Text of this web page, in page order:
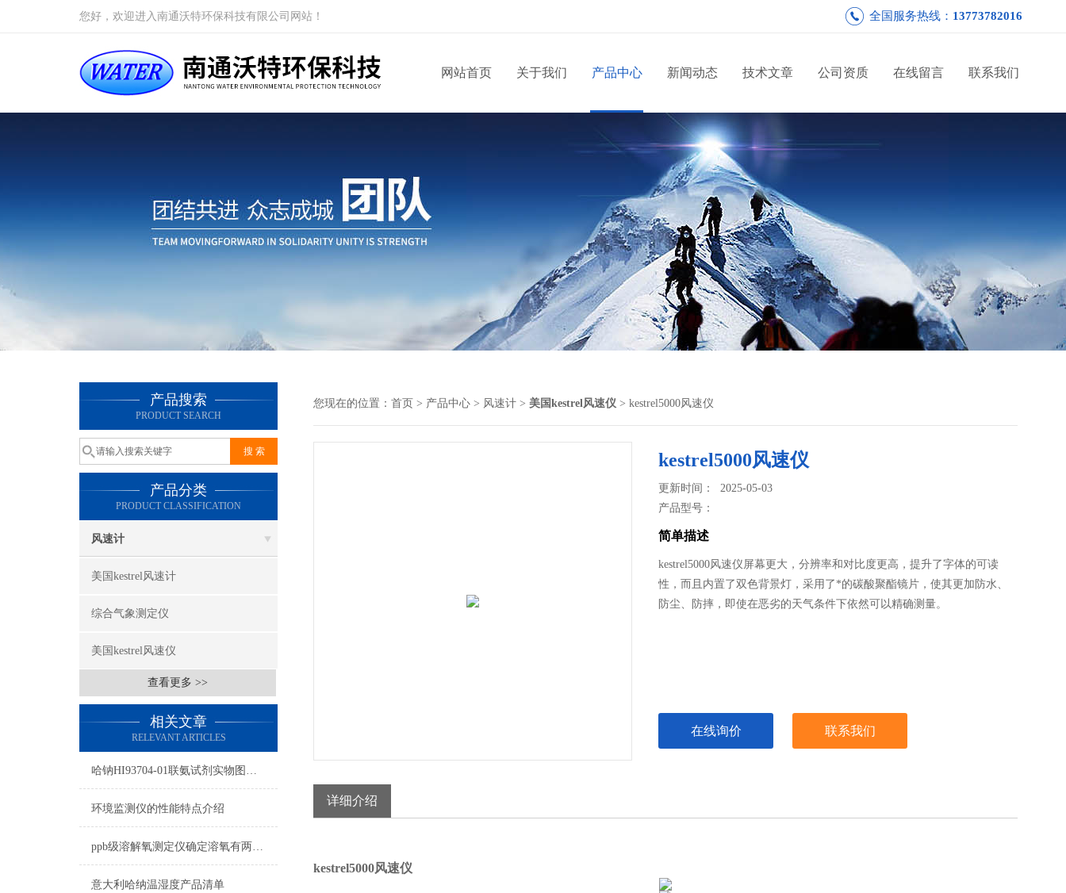
您好，欢迎进入南通沃特环保科技有限公司网站！ 全国服务热线： 13773782016
网站首页 关于我们 产品中心 新闻动态 技术文章 公司资质 在线留言 联系我们
产品搜索
PRODUCT SEARCH
产品分类
PRODUCT CLASSIFICATION
风速计
美国kestrel风速计
综合气象测定仪
美国kestrel风速仪
查看更多 >>
相关文章
RELEVANT ARTICLES
哈钠HI93704-01联氨试剂实物图及测量原理操作方法
环境监测仪的性能特点介绍
ppb级溶解氧测定仪确定溶氧有两种方式
意大利哈纳温湿度产品清单
您现在的位置： 首页 > 产品中心 > 风速计 > 美国kestrel风速仪 > kestrel5000风速仪
kestrel5000风速仪
更新时间： 2025-05-03
产品型号：
简单描述
kestrel5000风速仪屏幕更大，分辨率和对比度更高，提升了字体的可读
性，而且内置了双色背景灯，采用了*的碳酸聚酯镜片，使其更加防水、
防尘、防摔，即使在恶劣的天气条件下依然可以精确测量。
在线询价 联系我们
详细介绍
kestrel5000风速仪